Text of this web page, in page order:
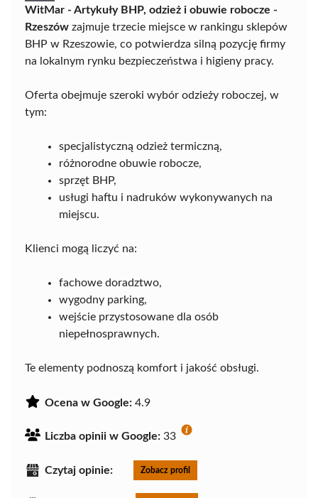
WitMar - Artykuły BHP, odzież i obuwie robocze -
Rzeszów zajmuje trzecie miejsce w rankingu sklepów
BHP w Rzeszowie, co potwierdza silną pozycję firmy
na lokalnym rynku bezpieczeństwa i higieny pracy.
Oferta obejmuje szeroki wybór odzieży roboczej, w
tym:
specjalistyczną odzież termiczną,
różnorodne obuwie robocze,
sprzęt BHP,
usługi haftu i nadruków wykonywanych na
miejscu.
Klienci mogą liczyć na:
fachowe doradztwo,
wygodny parking,
wejście przystosowane dla osób
niepełnosprawnych.
Te elementy podnoszą komfort i jakość obsługi.
Ocena w Google: 4.9
Liczba opinii w Google: 33
Czytaj opinie: Zobacz profil